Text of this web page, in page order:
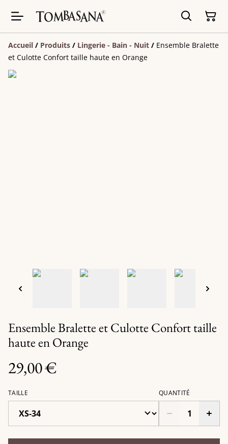
Accueil / Produits / Lingerie - Bain - Nuit / Ensemble Bralette
et Culotte Confort taille haute en Orange
Ensemble Bralette et Culotte Confort taille
haute en Orange
29,00 €
TAILLE QUANTITÉ